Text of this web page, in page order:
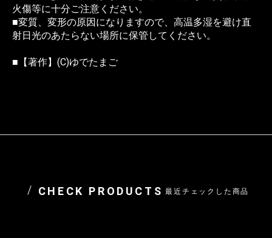
火傷等に十分ご注意ください。
■変質、変形の原因になりますので、高温多湿を避け直
射日光のあたらない場所に保管してください。
■【著作】(C)ゆでたまご
CHECK PRODUCTS 最近チェックした商品